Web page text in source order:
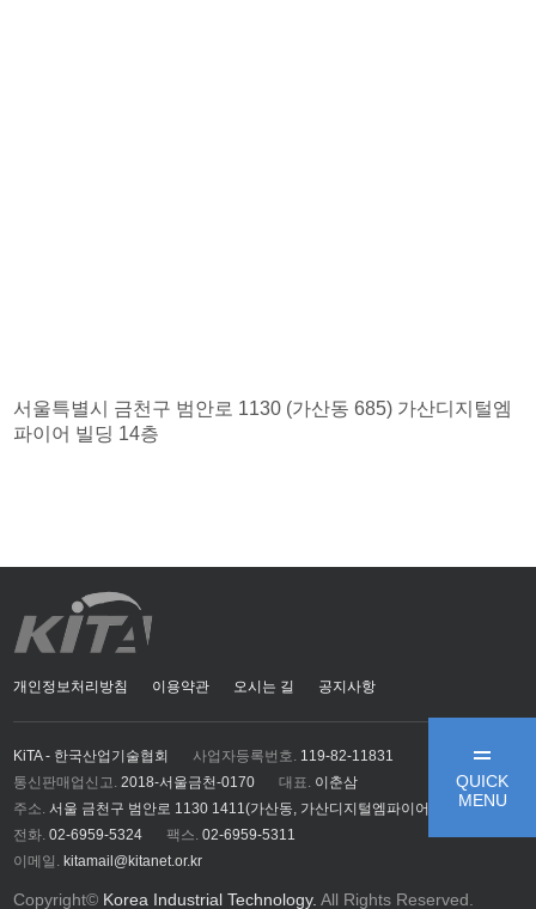
QUICK
MENU
서울특별시 금천구 범안로 1130 (가산동 685) 가산디지털엠
파이어 빌딩 14층
개인정보처리방침 이용약관 오시는 길 공지사항
KiTA - 한국산업기술협회 사업자등록번호. 119-82-11831
통신판매업신고. 2018-서울금천-0170 대표. 이춘삼
주소. 서울 금천구 범안로 1130 1411(가산동, 가산디지털엠파이어)
전화. 02-6959-5324 팩스. 02-6959-5311
이메일. kitamail@kitanet.or.kr
Copyright© Korea Industrial Technology.All Rights Reserved.